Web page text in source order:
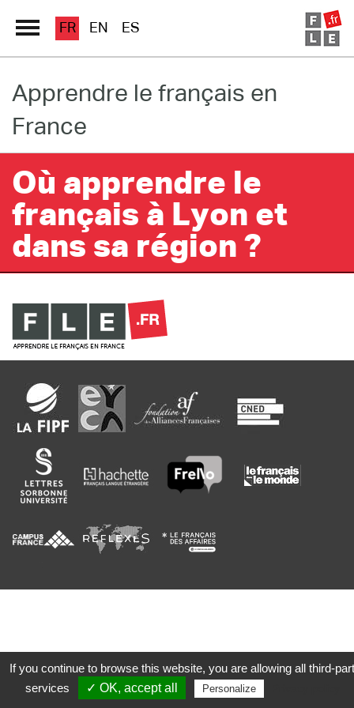
Grand Répertoire
Immersion France
Le français en ligne
Les pages PRO
FR EN ES
Apprendre le français en
France
Où apprendre le
français à Lyon et
dans sa région ?
If you continue to browse this website, you are allowing all third-
services
✓ OK, accept all Personalize